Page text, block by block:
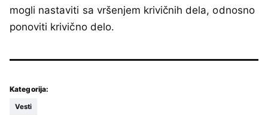
mogli nastaviti sa vršenjem krivičnih dela, odnosno
ponoviti krivično delo.
Kategorija:
Vesti